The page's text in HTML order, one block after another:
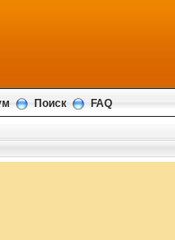
Поиск FAQ